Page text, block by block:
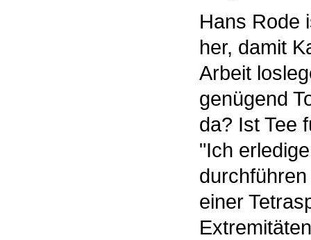
Hans Rode
her, damit
Arbeit
genügend
da? Ist Tee
"Ich
einer